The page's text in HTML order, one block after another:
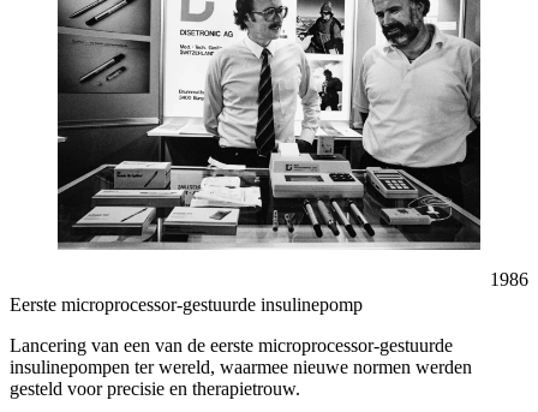
1986
Eerste microprocessor-gestuurde insulinepomp
Lancering van een van de eerste microprocessor-gestuurde
insulinepompen ter wereld, waarmee nieuwe normen werden
gesteld voor precisie en therapietrouw.